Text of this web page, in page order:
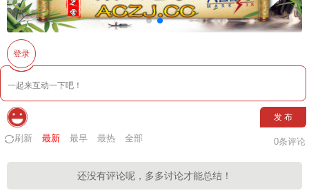
登录
发 布
刷新 最新 最早 最热 全部 0条评论
还没有评论呢，多多讨论才能总结！